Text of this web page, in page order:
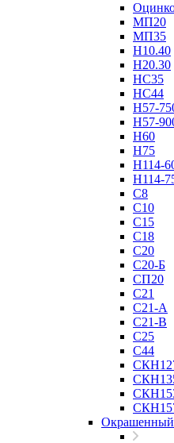
МП20
МП35
Н10.40
Н20.30
НС35
НС44
Н57-
Н57-
Н60
Н75
Н114-
Н114-
С8
С10
С15
С18
С20
С20-Б
СП20
С21
С21-А
С21-В
С25
С44
Окрашенный